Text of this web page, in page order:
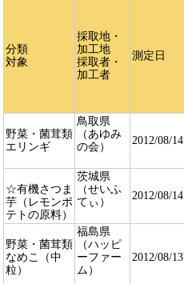
分類
対象
採取地・
加工地
採取者・
加工者
測定日
野菜・菌茸類
エリンギ
鳥取県
（あゆみ
の会）
2012/08/14
☆有機さつま
芋（レモンポ
テトの原料）
茨城県
（せいふ
てぃ）
2012/08/14
野菜・菌茸類
なめこ（中
粒）
福島県
（ハッピ
ーファー
ム）
2012/08/13